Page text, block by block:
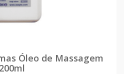
Óleo de Massagem
200ml